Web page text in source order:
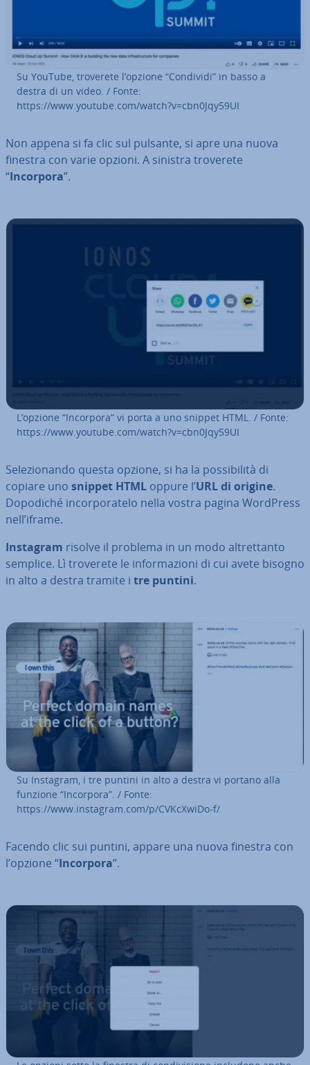
Su YouTube, troverete l’opzione “Condividi” in basso a
destra di un video. / Fonte:
https://www.youtube.com/watch?v=cbn0Jqy59UI
Non appena si fa clic sul pulsante, si apre una nuova
finestra con varie opzioni. A sinistra troverete
“Incorpora”.
L’opzione “Incorpora” vi porta a uno snippet HTML. / Fonte:
https://www.youtube.com/watch?v=cbn0Jqy59UI
Se­le­zio­nan­do questa opzione, si ha la pos­si­bi­li­tà di
copiare uno snippet HTML oppure l’URL di origine.
Dopodiché in­cor­po­ra­te­lo nella vostra pagina WordPress
nell’iframe.
Instagram risolve il problema in un modo al­tret­tan­to
semplice. Lì troverete le in­for­ma­zio­ni di cui avete bisogno
in alto a destra tramite i tre puntini.
Su Instagram, i tre puntini in alto a destra vi portano alla
funzione “Incorpora”. / Fonte:
https://www.instagram.com/p/CVKcXwiDo-f/
Facendo clic sui puntini, appare una nuova finestra con
l’opzione “Incorpora”.